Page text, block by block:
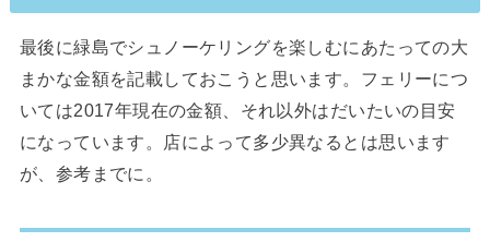
最後に緑島でシュノーケリングを楽しむにあたっての大
まかな金額を記載しておこうと思います。フェリーにつ
いては2017年現在の金額、それ以外はだいたいの目安
になっています。店によって多少異なるとは思います
が、参考までに。